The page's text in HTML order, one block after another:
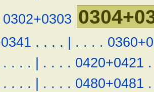
0302+0303
. . . . | . . . .
. . . . | . . . . 0420+0421 .
. . . . | . . . . 0480+0481 .